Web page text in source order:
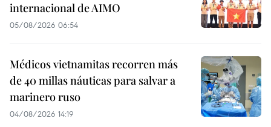
internacional de AIMO
05/08/2026 06:54
Médicos vietnamitas recorren más
de 40 millas náuticas para salvar a
marinero ruso
04/08/2026 14:19